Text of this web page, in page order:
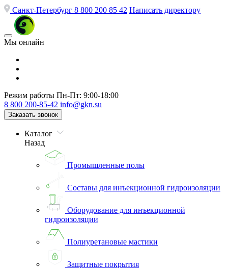
Санкт-Петербург 8 800 200 85 42 Написать директору
Мы онлайн
Режим работы Пн-Пт: 9:00-18:00
8 800 200-85-42 info@gkn.su
Заказать звонок
Каталог
Назад
Промышленные полы
Составы для инъекционной гидроизоляции
Оборудование для инъекционной
гидроизоляции
Полиуретановые мастики
Защитные покрытия